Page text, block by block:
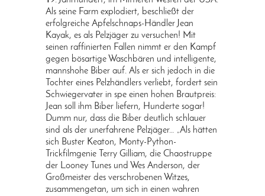
Als seine Farm explodiert, beschließt der
erfolgreiche Apfelschnaps-Händler Jean
Kayak, es als Pelzjäger zu versuchen! Mit
seinen raffinierten Fallen nimmt er den Kampf
gegen bösartige Waschbären und intelligente,
mannshohe Biber auf. Als er sich jedoch in die
Tochter eines Pelzhändlers verliebt, fordert sein
Schwiegervater in spe einen hohen Brautpreis:
Jean soll ihm Biber liefern, Hunderte sogar!
Dumm nur, dass die Biber deutlich schlauer
sind als der unerfahrene Pelzjäger… „Als hätten
sich Buster Keaton, Monty-Python-
Trickfilmgenie Terry Gilliam, die Chaostruppe
der Looney Tunes und Wes Anderson, der
Großmeister des verschrobenen Witzes,
zusammengetan, um sich in einen wahren